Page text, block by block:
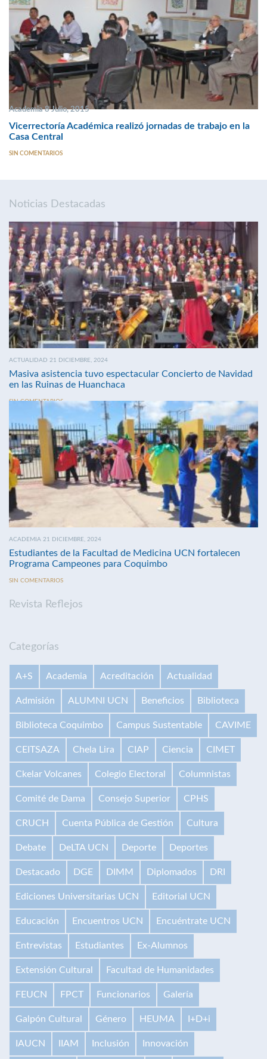
Academia 8 Julio, 2015
Vicerrectoría Académica realizó jornadas de trabajo en la
Casa Central
SIN COMENTARIOS
Noticias Destacadas
ACTUALIDAD 21 DICIEMBRE, 2024
Masiva asistencia tuvo espectacular Concierto de Navidad
en las Ruinas de Huanchaca
SIN COMENTARIOS
ACADEMIA 21 DICIEMBRE, 2024
Estudiantes de la Facultad de Medicina UCN fortalecen
Programa Campeones para Coquimbo
SIN COMENTARIOS
Revista Reflejos
Categorías
A+S Academia Acreditación Actualidad
Admisión ALUMNI UCN Beneficios Biblioteca
Biblioteca Coquimbo Campus Sustentable CAVIME
CEITSAZA Chela Lira CIAP Ciencia CIMET
Ckelar Volcanes Colegio Electoral Columnistas
Comité de Dama Consejo Superior CPHS
CRUCH Cuenta Pública de Gestión Cultura
Debate DeLTA UCN Deporte Deportes
Destacado DGE DIMM Diplomados DRI
Ediciones Universitarias UCN Editorial UCN
Educación Encuentros UCN Encuéntrate UCN
Entrevistas Estudiantes Ex-Alumnos
Extensión Cultural Facultad de Humanidades
FEUCN FPCT Funcionarios Galería
Galpón Cultural Género HEUMA I+D+i
IAUCN IIAM Inclusión Innovación